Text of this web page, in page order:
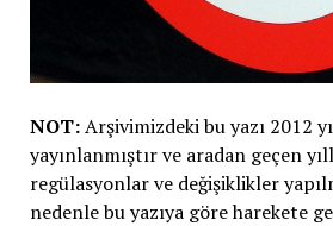
NOT:Arşivimizdeki bu yazı 2012
yayınlanmıştır ve aradan geçen
regülasyonlar ve değişiklikler
nedenle bu yazıya göre harekete